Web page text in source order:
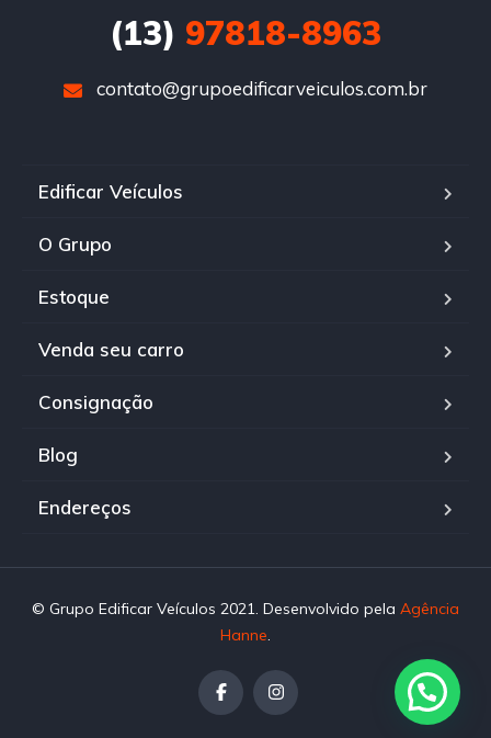
(13) 97818-8963
contato@grupoedificarveiculos.com.br
Edificar Veículos
O Grupo
Estoque
Venda seu carro
Consignação
Blog
Endereços
© Grupo Edificar Veículos 2021. Desenvolvido pela Agência
Hanne